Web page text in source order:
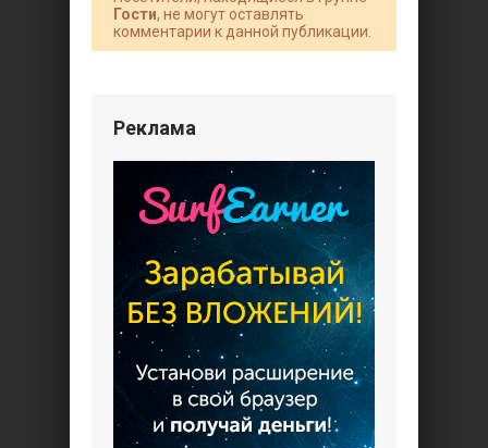
Гости, не могут оставлять
комментарии к данной публикации.
Реклама